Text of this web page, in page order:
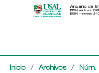
Inicio / Archivos / Núm.